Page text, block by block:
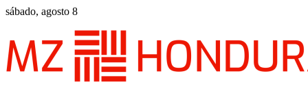
sábado, agosto 8